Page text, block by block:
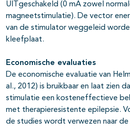
UITgeschakeld (0 mA zowel
magneetstimulatie). De vector
van de stimulator weggeleid
kleefplaat.
Economische evaluaties
De economische evaluatie van
al., 2012) is bruikbaar en laat zien
stimulatie een kosteneffectieve
met therapieresistente epilepsie.
de studies wordt verwezen naar